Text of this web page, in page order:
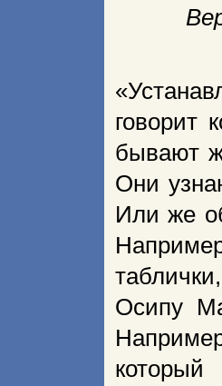
говорит
бывают
Они
Или же
Осипу